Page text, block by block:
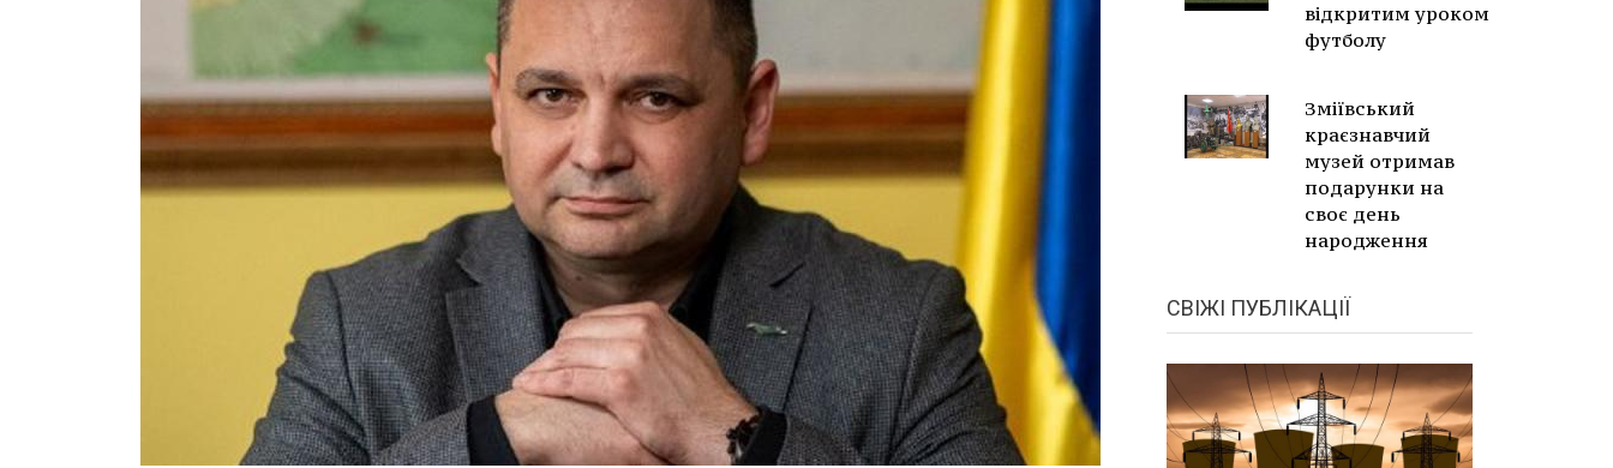
відкритим уроком
футболу
Зміївський
краєзнавчий
музей отримав
подарунки на
своє день
народження
СВІЖІ ПУБЛІКАЦІЇ